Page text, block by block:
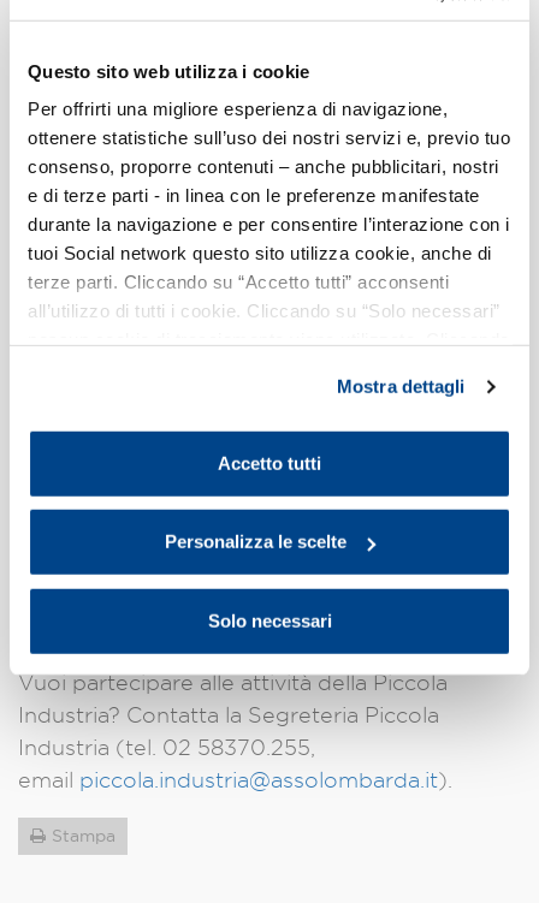
Questo sito web utilizza i cookie
Per offrirti una migliore esperienza di navigazione,
ottenere statistiche sull’uso dei nostri servizi e, previo tuo
consenso, proporre contenuti – anche pubblicitari, nostri
e di terze parti - in linea con le preferenze manifestate
durante la navigazione e per consentire l’interazione con i
tuoi Social network questo sito utilizza cookie, anche di
terze parti. Cliccando su “Accetto tutti” acconsenti
all’utilizzo di tutti i cookie. Cliccando su “Solo necessari”
propria volontà in relazione a ciascuna categoria di
cookie del sito. Per ulteriori informazioni consulta la
Mostra dettagli
Accetto tutti
Personalizza le scelte
Solo necessari
imprese.
Learee di interesseprioritario su cui si articola il
piano di lavoro di Piccola Industria sono:
associazionismo;
tematiche economiche:
internazionalizzazione, credito e banche,
mondo del lavoro, aggregazioni di imprese.
Inoltre, fa capo a Piccola Industria ilDifensore
di Assolombarda. Il Difensore fa riflettere
senza litigi e contrasti, promuovendo ogni
azione utile a risolvere i problemi specifici delle
piccole imprese.
Per conoscere meglio la Piccola Industria,
Regolamento Piccola Industria
Vuoi partecipare alle attività della Piccola
Industria? Contatta la Segreteria Piccola
Industria (tel. 02 58370.255,
email piccola.industria@assolombarda.it).
Stampa